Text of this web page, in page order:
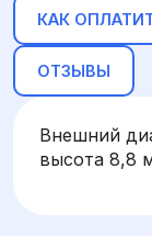
КАК
ОТЗЫВЫ
Внешний
высота 8,8